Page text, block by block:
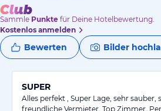
Sammle Punkte für Deine Hotelbewertung.
Kostenlos anmelden
Bewerten Bilder
SUPER
Alles perfekt , Super Lage, sehr sauber,
freundliche Vermieter, Top Zimmer,